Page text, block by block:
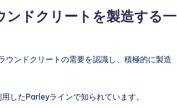
ドクリートを製造する一
ウンドクリートの需要を認識し、積極的に製造
したParleyラインで知られています。